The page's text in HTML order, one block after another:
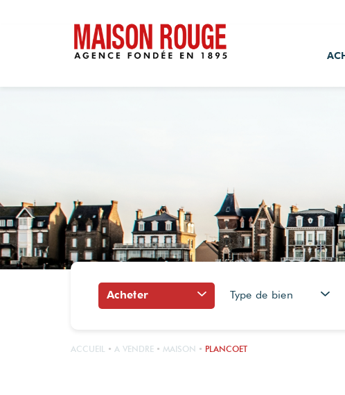
Acheter Type de bien
ACCUEIL A VENDRE MAISON PLANCOET